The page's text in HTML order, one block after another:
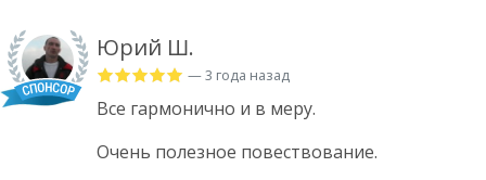
Юрий Ш.
— 3 года назад
Все гармонично и в меру.
Очень полезное повествование.